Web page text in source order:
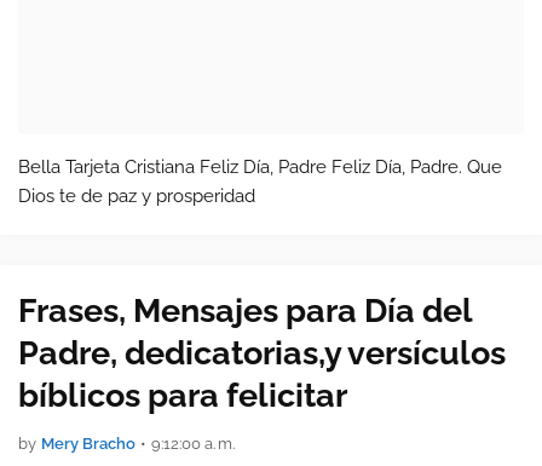
Bella Tarjeta Cristiana Feliz Día, Padre Feliz Día, Padre. Que
Dios te de paz y prosperidad
Frases, Mensajes para Día del
Padre, dedicatorias,y versículos
bíblicos para felicitar
by Mery Bracho • 9:12:00 a. m.